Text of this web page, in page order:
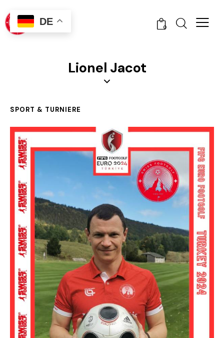
0
Lionel Jacot
SPORT & TURNIERE
DE